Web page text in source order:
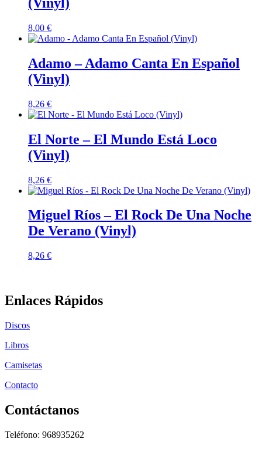
8,00 €
Adamo – Adamo Canta En Español
(Vinyl)
8,26 €
El Norte – El Mundo Está Loco
(Vinyl)
8,26 €
Miguel Ríos – El Rock De Una Noche
De Verano (Vinyl)
8,26 €
Enlaces Rápidos
Discos
Libros
Camisetas
Contacto
Contáctanos
Teléfono: 968935262